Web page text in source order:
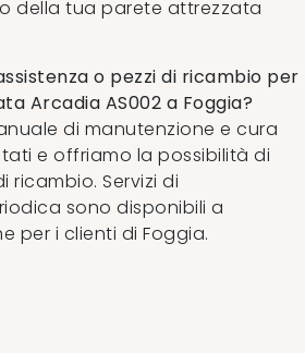
della tua parete attrezzata
o pezzi di ricambio per
Arcadia AS002 a Foggia?
di manutenzione e cura
e offriamo la possibilità di
ricambio. Servizi di
sono disponibili a
per i clienti di Foggia.